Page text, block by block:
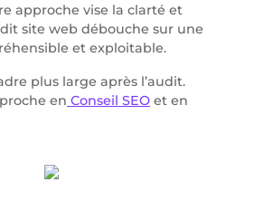
approche vise la clarté et
site web débouche sur une
et exploitable.
plus large après l’audit.
en Conseil SEO et en